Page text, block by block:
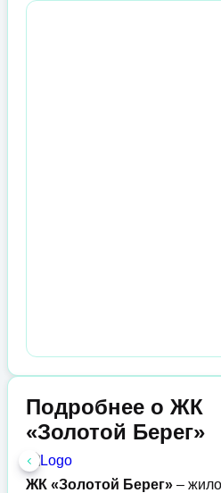
Подробнее о ЖК
«Золотой Берег»
ЖК «Золотой Берег» –